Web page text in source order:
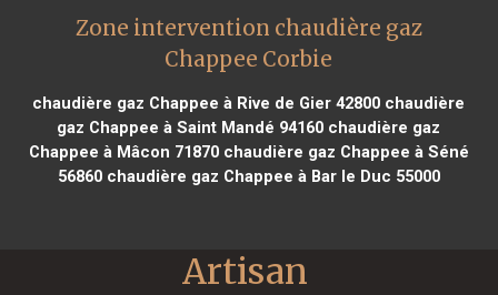
Zone intervention chaudière gaz
Chappee Corbie
chaudière gaz Chappee à Rive de Gier 42800 chaudière
gaz Chappee à Saint Mandé 94160 chaudière gaz
Chappee à Mâcon 71870chaudière gaz Chappee à Séné
56860chaudière gaz Chappee à Bar le Duc 55000
Artisan